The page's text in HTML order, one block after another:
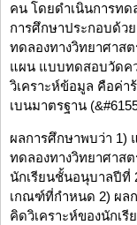
คน โดยดำเนินการทด
การศึกษาประกอบด้ว
ทดลองทางวิทยาศาส
แผน แบบทดสอบวัดค
วิเคราะห์ข้อมูล คือค่า
เบนมาตรฐาน
ผลการศึกษาพบว่า 1)
ทดลองทางวิทยาศาส
นักเรียนชั้นอนุบาลปีที่
เกณฑ์ที่กำหนด 2) ผล
คิดวิเคราะห์ของนักเ